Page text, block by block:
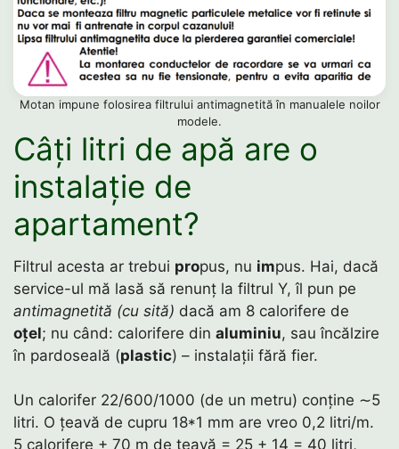
Motan impune folosirea filtrului antimagnetită în manualele noilor
modele.
Câți litri de apă are o
instalație de
apartament?
Filtrul acesta ar trebui propus, nu impus. Hai, dacă
service-ul mă lasă să renunț la filtrul Y, îl pun pe
antimagnetită (cu sită) dacă am 8 calorifere de
oțel; nu când: calorifere din aluminiu, sau încălzire
în pardoseală (plastic) – instalații fără fier.
Un calorifer 22/600/1000 (de un metru) conține ∼5
litri. O țeavă de cupru 18*1 mm are vreo 0,2 litri/m.
5 calorifere + 70 m de țeavă = 25 + 14 = 40 litri,